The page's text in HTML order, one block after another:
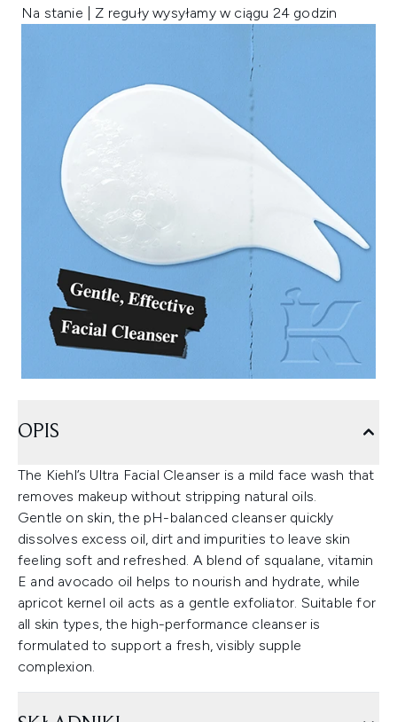
Na stanie | Z reguły wysyłamy w ciągu 24 godzin
OPIS
The Kiehl’s Ultra Facial Cleanser is a mild face wash that
removes makeup without stripping natural oils.
Gentle on skin, the pH-balanced cleanser quickly
dissolves excess oil, dirt and impurities to leave skin
feeling soft and refreshed. A blend of squalane, vitamin
E and avocado oil helps to nourish and hydrate, while
apricot kernel oil acts as a gentle exfoliator. Suitable for
all skin types, the high-performance cleanser is
formulated to support a fresh, visibly supple
complexion.